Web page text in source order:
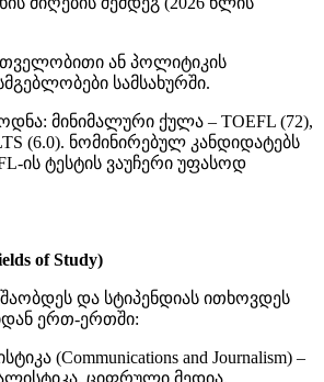
ან პოლიტიკის
სამსახურში.
მინიმალური ქულა – TOEFL (72),
(6.0). ნომინირებულ კანდიდატებს
ის ტესტის ვაუჩერი უფასოდ
of Study)
და სტიპენდიას ითხოვდეს
ერთ-ერთში:
(Communications and Journalism) –